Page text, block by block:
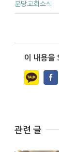
분당교회소식
이 내용을
관련 글